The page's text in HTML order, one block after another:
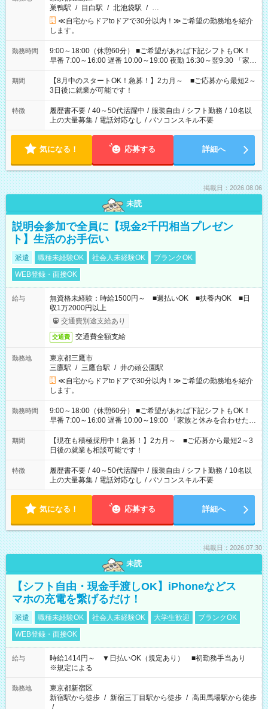
巣鴨駅 / 目白駅 / 北池袋駅 / …
≪自宅からドアtoドアで30分以内！≫ご希望の勤務地を紹介
します。
勤務時間
9:00～18:00（休憩60分） ■ご希望があれば下記シフトもOK！
早番 7:00～16:00 遅番 10:00～19:00 夜勤 16:30～翌9:30 「家族
と休みを合わせたい」 「余裕を持って夕飯の準備がしたい」
「できれば残業はしたくない」 など、ご希望を教えてください
ね。 ※Wワーク希望の方へ 今ご覧のお仕事で希望する勤務時間
と、もう1つのお仕事の勤務時間。 合計で週40時間を超える場
合は応募できません。
期間
【8月中のスタートOK！急募！】2カ月～ ■ご応募から最短2～
3日後に就業が可能です！
特徴 履歴書不要 / 40～50代活躍中 / 服装自由 / シフト勤務 / 10名以
上の大量募集 / 電話対応なし / パソコンスキル不要
気になる！ 応募する 詳細へ
掲載日：2026.08.06
未読
説明会参加で全員に【現金2千円相当プレゼン
ト】生活のお手伝い
派遣 職種未経験OK 社会人未経験OK
ブランクOK
WEB登録・面接OK
給与
無資格未経験：時給1500円～ ■週払いOK ■扶養内OK ■日
収1万2000円以上
交通費別途支給あり
交通費 交通費全額支給
勤務地
東京都三鷹市
三鷹駅 / 三鷹台駅 / 井の頭公園駅
≪自宅からドアtoドアで30分以内！≫ご希望の勤務地を紹介
します。
勤務時間
9:00～18:00（休憩60分） ■ご希望があれば下記シフトもOK！
早番 7:00～16:00 遅番 10:00～19:00 「家族と休みを合わせた
い」 「余裕を持って夕飯の準備がしたい」 「できれば残業はし
たくない」 など、ご希望を教えてくださいね。 ※Wワーク希望
の方へ 今ご覧のお仕事で希望する勤務時間と、もう1つのお仕事
の勤務時間。 合計で週40時間を超える場合は応募できません。
期間
【現在も積極採用中！急募！】2カ月～ ■ご応募から最短2～3
日後の就業も相談可能です！
特徴 履歴書不要 / 40～50代活躍中 / 服装自由 / シフト勤務 / 10名以
上の大量募集 / 電話対応なし / パソコンスキル不要
気になる！ 応募する 詳細へ
掲載日：2026.07.30
未読
【シフト自由・現金手渡しOK】iPhoneなどス
マホの充電を繋げるだけ！
派遣 職種未経験OK 社会人未経験OK 大学生歓迎
ブランクOK
WEB登録・面接OK
給与
時給1414円～ ▼日払いOK（規定あり） ■初勤務手当あり
※規定による
勤務地
東京都新宿区
新宿駅から徒歩 / 新宿三丁目駅から徒歩 / 高田馬場駅から徒歩
/ …